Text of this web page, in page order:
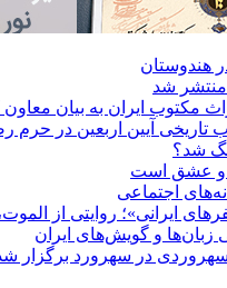
مکتوب ایران به بیان معاون
تاریخی آیین اربعین در حرم
شد؟
و عشق است
اجتماعی
ایرانی»؛ روایتی از
و گویش‌های ایران
در سهرورد برگزار